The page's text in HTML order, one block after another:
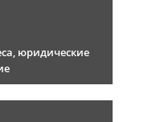
юридические